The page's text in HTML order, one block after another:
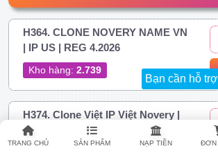
Bạn cần hỗ
TRANG CHỦ SẢN PHẨM NẠP TIỀN ĐƠN
H364. CLONE NOVERY NAME VN
| IP US | REG 4.2026
Kho hàng: 2.739
H374. Clone Việt IP Việt Novery |
FULL 2FA